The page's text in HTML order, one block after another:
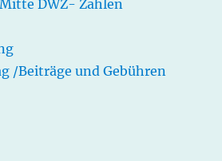
DWZ- Zahlen
/Beiträge und Gebühren